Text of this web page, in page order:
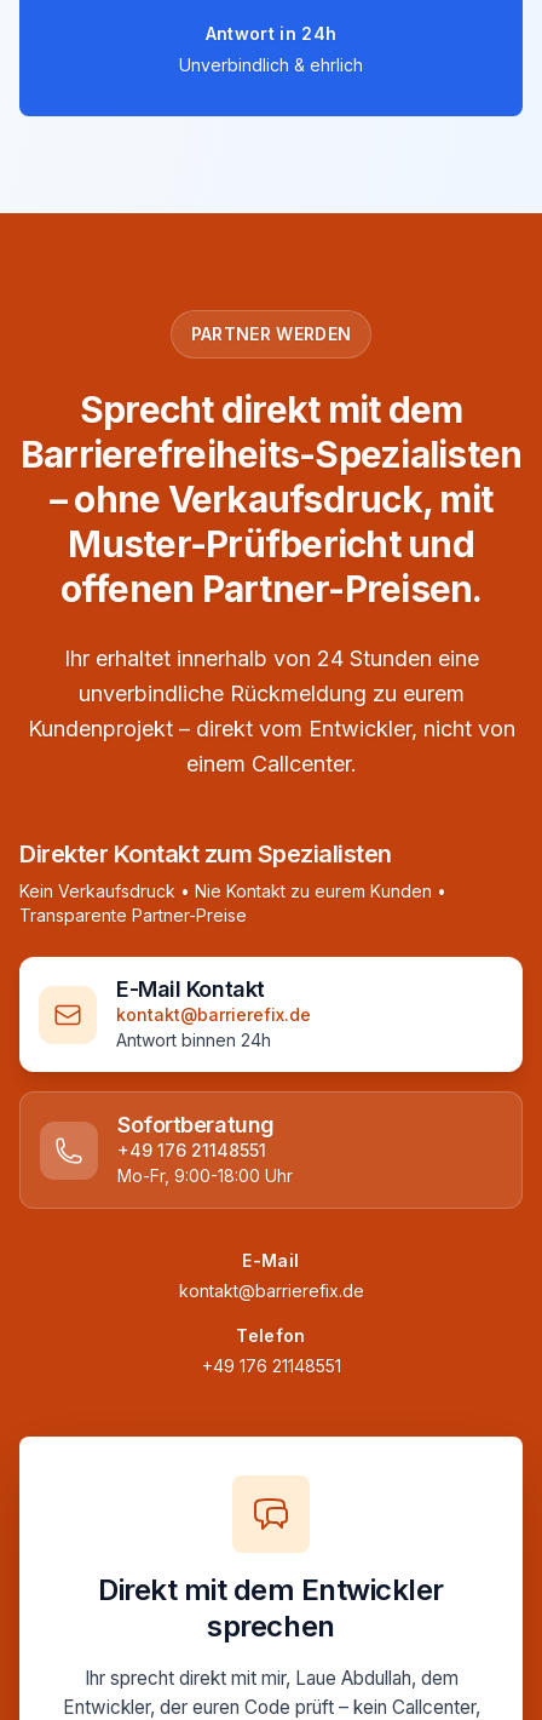
Antwort in 24h
Unverbindlich & ehrlich
PARTNER WERDEN
Sprecht direkt mit dem
Barrierefreiheits-Spezialisten
– ohne Verkaufsdruck, mit
Muster-Prüfbericht und
offenen Partner-Preisen.
Ihr erhaltet innerhalb von 24 Stunden eine
unverbindliche Rückmeldung zu eurem
Kundenprojekt – direkt vom Entwickler, nicht von
einem Callcenter.
Direkter Kontakt zum Spezialisten
Kein Verkaufsdruck • Nie Kontakt zu eurem Kunden •
Transparente Partner-Preise
E-Mail Kontakt
kontakt@barrierefix.de
Antwort binnen 24h
Sofortberatung
+49 176 21148551
Mo-Fr, 9:00-18:00 Uhr
E-Mail
kontakt@barrierefix.de
Telefon
+49 176 21148551
Direkt mit dem Entwickler
sprechen
Ihr sprecht direkt mit mir, Laue Abdullah, dem
Entwickler, der euren Code prüft – kein Callcenter,